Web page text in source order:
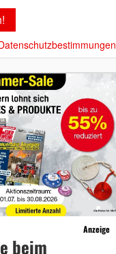
Anzeige
beim